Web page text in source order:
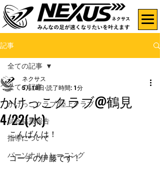
記事
全ての記事
かけっこクラブ/陸上クラブ
試合結果報告
指導について
パーソナルトレーニング
全ての記事
かけっこクラブ@鶴見
4/22(水)
ネクサス
5月18日 読了時間: 1分
こんばんは！
コーチの伊藤です！